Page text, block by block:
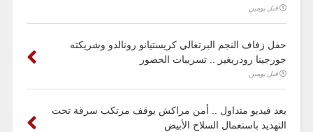
قبل يومين
حفل زفاف النجم البرتغالي كريستيانو رونالدو وشريكته
جورجينا رودريغيز .. تسريبات الحضور
قبل يومين
بعد فيديو متداول .. أمن مراكش يوقف مرتكب سرقة تحت
التهديد باستعمال السلاح الأبيض